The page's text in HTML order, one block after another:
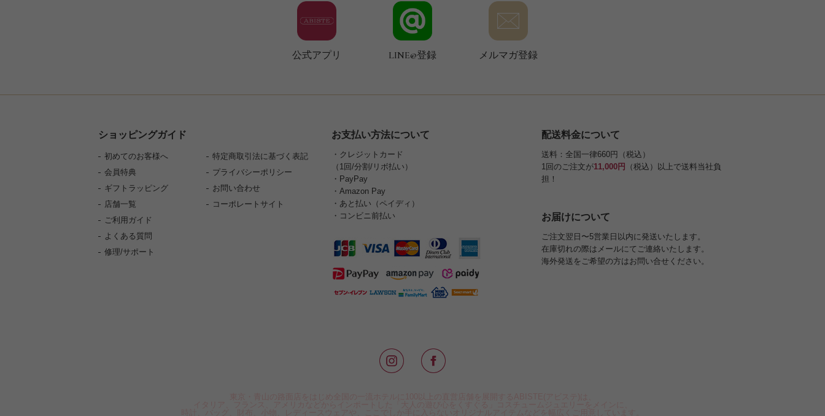
公式アプリ LINE@登録 メルマガ登録
ショッピングガイド
初めてのお客様へ
会員特典
ギフトラッピング
店舗一覧
ご利用ガイド
よくある質問
修理/サポート
特定商取引法に基づく表記
プライバシーポリシー
お問い合わせ
コーポレートサイト
お支払い方法について
・クレジットカード
（1回/分割/リボ払い）
・PayPay
・Amazon Pay
・あと払い（ペイディ）
・コンビニ前払い
配送料金について
送料：全国一律660円（税込）
1回のご注文が11,000円
（税込）以上で送料当社負
担！
お届けについて
ご注文翌日〜5営業日以内に発送いたします。
在庫切れの際はメールにてご連絡いたします。
海外発送をご希望の方はお問い合せください。